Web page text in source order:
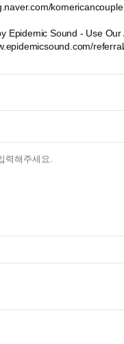
komericancouple
Epidemic Sound - Use